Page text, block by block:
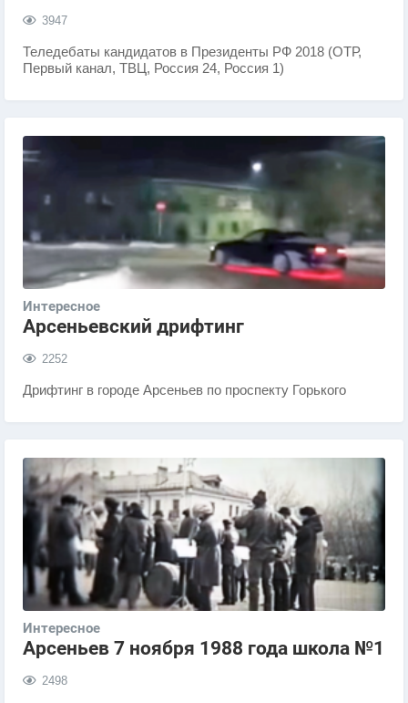
3947
​Теледебаты кандидатов в Президенты РФ 2018 (ОТР,
Первый канал, ТВЦ, Россия 24, Россия 1)
Интересное
Арсеньевский дрифтинг
2252
Дрифтинг в городе Арсеньев по проспекту Горького
Интересное
Арсеньев 7 ноября 1988 года школа №1
2498